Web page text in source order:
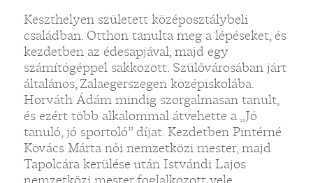
Keszthelyen született középosztálybeli
családban. Otthon tanulta meg a lépéseket, és
kezdetben az édesapjával, majd egy
számítógéppel sakkozott. Szülővárosában járt
általános, Zalaegerszegen középiskolába.
Horváth Ádám mindig szorgalmasan tanult,
és ezért több alkalommal átvehette a „Jó
tanuló, jó sportoló” díjat. Kezdetben Pintérné
Kovács Márta női nemzetközi mester, majd
Tapolcára kerülése után Istvándi Lajos